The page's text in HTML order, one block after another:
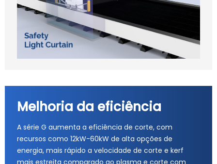
Melhoria da eficiência
A série G aumenta a eficiência de corte, com
recursos como 12kW-60kW de alta opções de
energia, mais rápido a velocidade de corte e kerf
mais estreita comparado ao plasma e corte com